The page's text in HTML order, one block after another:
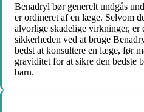
Benadryl bør generelt undgås
er ordineret af en læge. Selvom
alvorlige skadelige virkninger, er
sikkerheden ved at bruge
bedst at konsultere en læge, før
graviditet for at sikre den bedste
barn.